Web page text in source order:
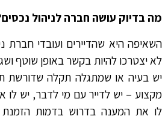
מה בדיוק עושה חברה לניהול
השאיפה היא שהדיירים ועובדי חברת
לא יצטרכו להיות בקשר באופן שוטף
יש בעיה או שמתגלה תקלה שדורשת
מקצוע – יש לדייר עם מי לדבר, יש לו
לו את המענה בדרוש בדמות